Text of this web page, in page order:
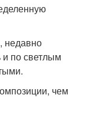
недавно
по светлым
чем